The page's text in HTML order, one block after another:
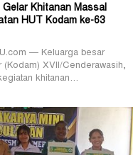
Khitanan Massal
HUT Kodam ke-63
— Keluarga besar
(Kodam) XVII/Cenderawasih,
khitanan…